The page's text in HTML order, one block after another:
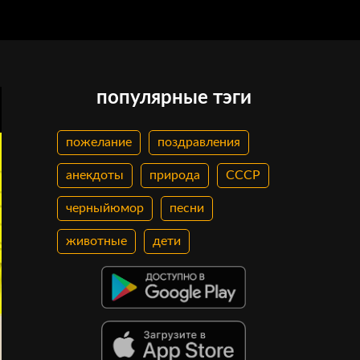
популярные тэги
пожелание поздравления
анекдоты природа СССР
черныйюмор песни
животные дети